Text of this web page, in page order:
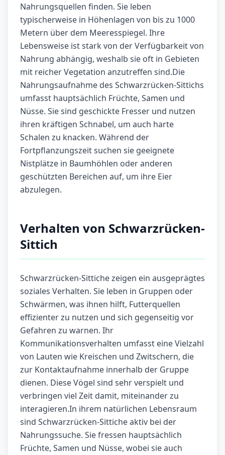
Nahrungsquellen finden. Sie leben
typischerweise in Höhenlagen von bis zu 1000
Metern über dem Meeresspiegel. Ihre
Lebensweise ist stark von der Verfügbarkeit von
Nahrung abhängig, weshalb sie oft in Gebieten
mit reicher Vegetation anzutreffen sind.Die
Nahrungsaufnahme des Schwarzrücken-Sittichs
umfasst hauptsächlich Früchte, Samen und
Nüsse. Sie sind geschickte Fresser und nutzen
ihren kräftigen Schnabel, um auch harte
Schalen zu knacken. Während der
Fortpflanzungszeit suchen sie geeignete
Nistplätze in Baumhöhlen oder anderen
geschützten Bereichen auf, um ihre Eier
abzulegen.
Verhalten von Schwarzrücken-
Sittich
Schwarzrücken-Sittiche zeigen ein ausgeprägtes
soziales Verhalten. Sie leben in Gruppen oder
Schwärmen, was ihnen hilft, Futterquellen
effizienter zu nutzen und sich gegenseitig vor
Gefahren zu warnen. Ihr
Kommunikationsverhalten umfasst eine Vielzahl
von Lauten wie Kreischen und Zwitschern, die
zur Kontaktaufnahme innerhalb der Gruppe
dienen. Diese Vögel sind sehr verspielt und
verbringen viel Zeit damit, miteinander zu
interagieren.In ihrem natürlichen Lebensraum
sind Schwarzrücken-Sittiche aktiv bei der
Nahrungssuche. Sie fressen hauptsächlich
Früchte, Samen und Nüsse, wobei sie auch